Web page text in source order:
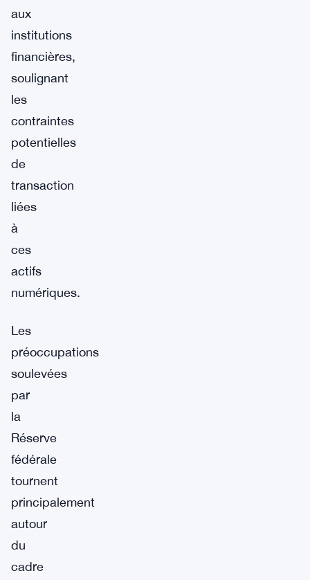
aux
institutions
financières,
soulignant
les
contraintes
potentielles
de
transaction
liées
à
ces
actifs
numériques.
Les
préoccupations
soulevées
par
la
Réserve
fédérale
tournent
principalement
autour
du
cadre